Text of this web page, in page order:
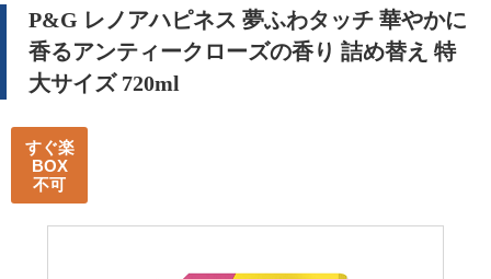
P&G レノアハピネス 夢ふわタッチ 華やかに
香るアンティークローズの香り 詰め替え 特
大サイズ 720ml
すぐ楽
BOX
不可